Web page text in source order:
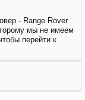
- Range Rover
мы не имеем
перейти к